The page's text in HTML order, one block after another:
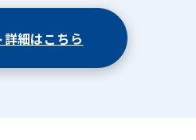
詳細はこちら